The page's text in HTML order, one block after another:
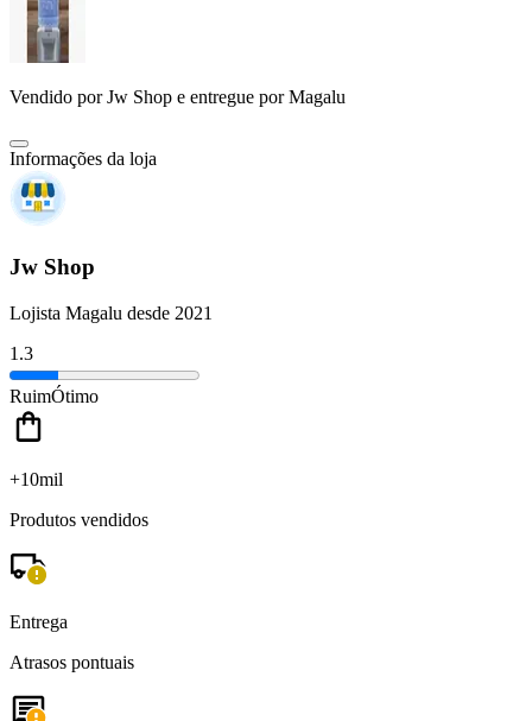
Vendido porJw Shop e entregue por Magalu
Informações da loja
Jw Shop
Lojista Magalu desde 2021
1.3
RuimÓtimo
+10mil
Produtos vendidos
Entrega
Atrasos pontuais